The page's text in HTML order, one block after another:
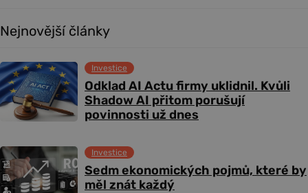
Nejnovější články
Odklad AI Actu firmy uklidnil. Kvůli
Shadow AI přitom porušují
povinnosti už dnes
Investice
Sedm ekonomických pojmů, které by
měl znát každý
Investice